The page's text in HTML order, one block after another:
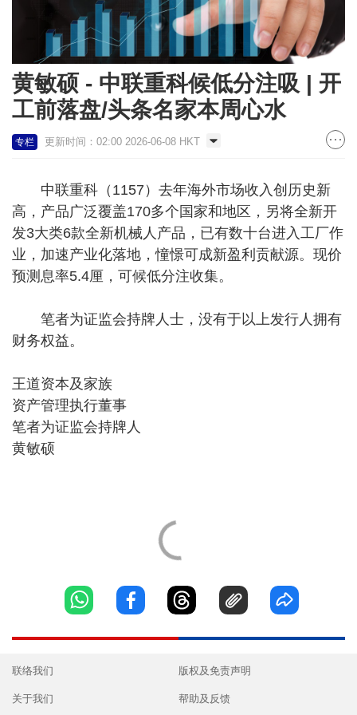
黄敏硕 - 中联重科候低分注吸 | 开
工前落盘/头条名家本周心水
专栏 更新时间：02:00 2026-06-08 HKT
中联重科（1157）去年海外市场收入创历史新
高，产品广泛覆盖170多个国家和地区，另将全新开
发3大类6款全新机械人产品，已有数十台进入工厂作
业，加速产业化落地，憧憬可成新盈利贡献源。现价
预测息率5.4厘，可候低分注收集。
笔者为证监会持牌人士，没有于以上发行人拥有
财务权益。
王道资本及家族
资产管理执行董事
笔者为证监会持牌人
黄敏硕
联络我们
关于我们
版权及免责声明
帮助及反馈